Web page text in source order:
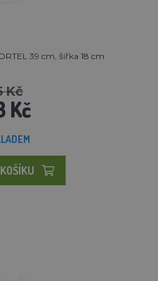
39 cm, šířka 18 cm
Kč
Kč